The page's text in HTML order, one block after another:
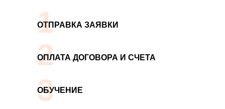
ОТПРАВКА ЗАЯВКИ
1
2
3
ОПЛАТА ДОГОВОРА И СЧЕТА
ОБУЧЕНИЕ